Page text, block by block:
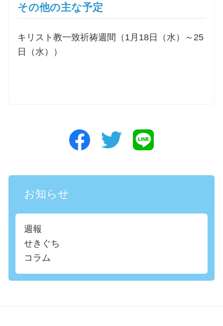
その他の主な予定
キリスト教一致祈祷週間（1月18日（水）～25
日（水））
お知らせ
週報
せきぐち
コラム